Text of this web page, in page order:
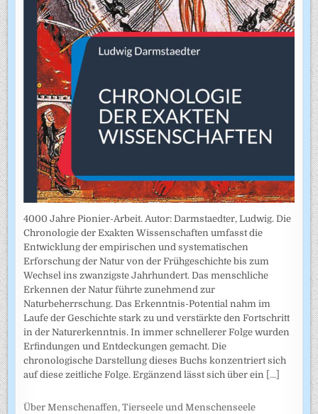
4000 Jahre Pionier-Arbeit. Autor: Darmstaedter, Ludwig. Die
Chronologie der Exakten Wissenschaften umfasst die
Entwicklung der empirischen und systematischen
Erforschung der Natur von der Frühgeschichte bis zum
Wechsel ins zwanzigste Jahrhundert. Das menschliche
Erkennen der Natur führte zunehmend zur
Naturbeherrschung. Das Erkenntnis-Potential nahm im
Laufe der Geschichte stark zu und verstärkte den Fortschritt
in der Naturerkenntnis. In immer schnellerer Folge wurden
Erfindungen und Entdeckungen gemacht. Die
chronologische Darstellung dieses Buchs konzentriert sich
auf diese zeitliche Folge. Ergänzend lässt sich über ein [...]
Über Menschenaffen, Tierseele und Menschenseele